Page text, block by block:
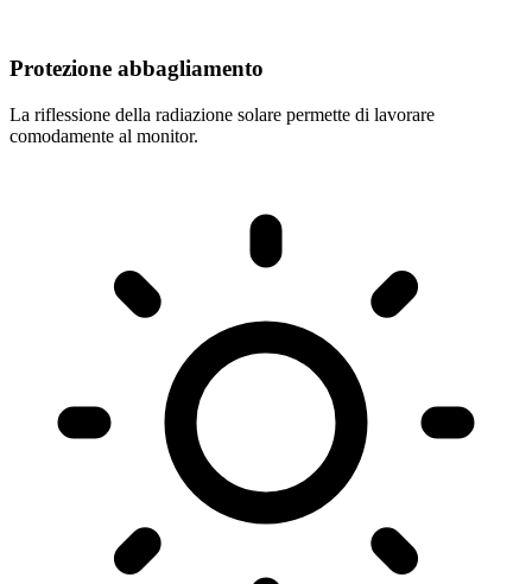
Protezione abbagliamento
La riflessione della radiazione solare permette di lavorare
comodamente al monitor.